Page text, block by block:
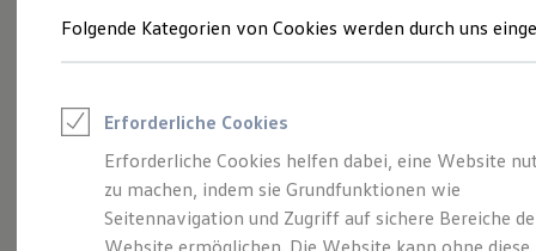
Junge Gebrauchtwagen und Gebrauchtwagen
Saisonangebote
Leasing
Leasing-Angebote
Gebrauchtwagen Leasing
Junge Gebrauchtwagen-Leasing
Elektroauto Leasing
Gepflegt, geprüft und
Folgende Kategorien von Cookies werden durch uns
Erforderliche Cookies
Erforderliche Cookies helfen dabei, eine Website
zu machen, indem sie Grundfunktionen wie
Seitennavigation und Zugriff auf sichere Bereiche
Website ermöglichen. Die Website kann ohne diese